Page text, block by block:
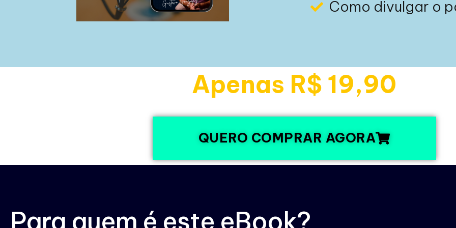
Como divulgar o
Apenas R$ 19,90
QUERO COMPRAR AGORA
Para quem é este eBook?